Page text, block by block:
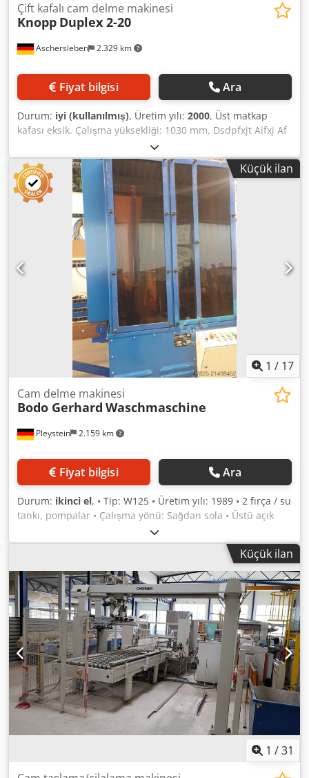
Aschersleben 2.329 km
Çift kafalı cam delme makinesi
Knopp Duplex 2-20
Fiyat bilgisi Ara
Durum: iyi (kullanılmış), Üretim yılı: 2000, Üst matkap
kafası eksik. Çalışma yüksekliği: 1030 mm, Dsdpfxjt Aifxj Af
Hock Yükseklik: 1680 mm, derinlik: 1800 mm, genişlik: 2450
mm
Küçük ilan
1 / 17
Pleystein 2.159 km
Cam delme makinesi
Bodo Gerhard Waschmaschine
Fiyat bilgisi Ara
Durum: ikinci el, • Tip: W125 • Üretim yılı: 1989 • 2 fırça / su
tankı, pompalar • Çalışma yönü: Sağdan sola • Üstü açık
Dsdpfx Afoyucwys Hsck • Yıkama fırçaları 130 cm
yüksekliğinde • Isıtma sistemi • Fiyat: Talep üzerine
Küçük ilan
1 /31